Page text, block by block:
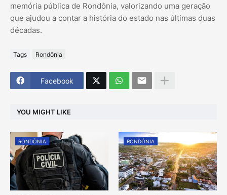
memória pública de Rondônia, valorizando uma geração
que ajudou a contar a história do estado nas últimas duas
décadas.
Tags Rondônia
Facebook
YOU MIGHT LIKE
RONDÔNIA RONDÔNIA